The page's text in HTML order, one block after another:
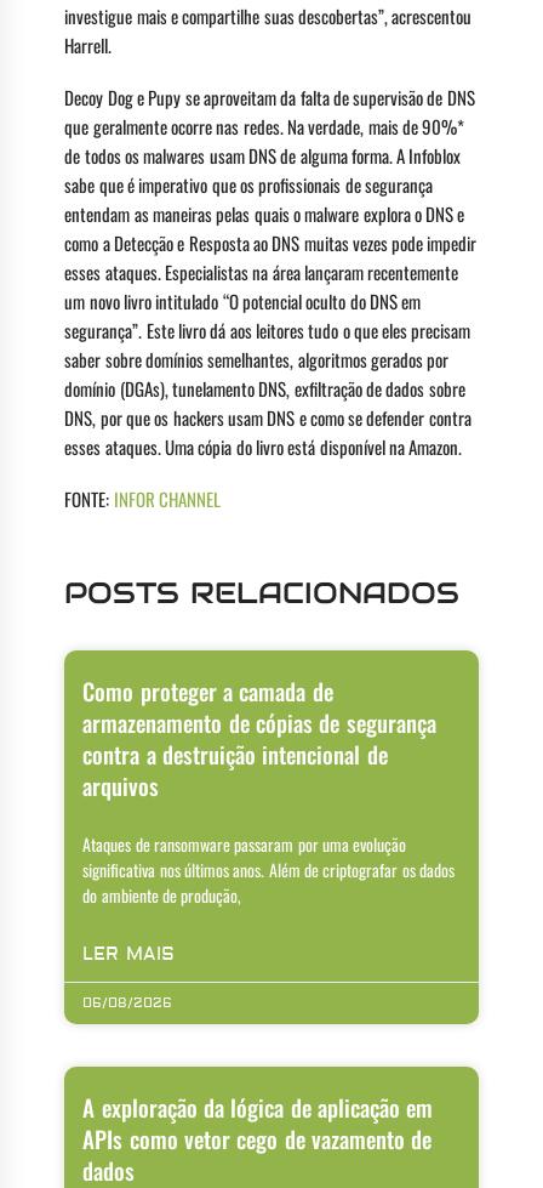
investigue mais e compartilhe suas descobertas”, acrescentou
Harrell.
Decoy Dog e Pupy se aproveitam da falta de supervisão de DNS
que geralmente ocorre nas redes. Na verdade, mais de 90%*
de todos os malwares usam DNS de alguma forma. A Infoblox
sabe que é imperativo que os profissionais de segurança
entendam as maneiras pelas quais o malware explora o DNS e
como a Detecção e Resposta ao DNS muitas vezes pode impedir
esses ataques. Especialistas na área lançaram recentemente
um novo livro intitulado “O potencial oculto do DNS em
segurança”. Este livro dá aos leitores tudo o que eles precisam
saber sobre domínios semelhantes, algoritmos gerados por
domínio (DGAs), tunelamento DNS, exfiltração de dados sobre
DNS, por que os hackers usam DNS e como se defender contra
esses ataques. Uma cópia do livro está disponível na Amazon.
FONTE: INFOR CHANNEL
POSTS RELACIONADOS
Como proteger a camada de
armazenamento de cópias de segurança
contra a destruição intencional de
arquivos
Ataques de ransomware passaram por uma evolução
significativa nos últimos anos. Além de criptografar os dados
do ambiente de produção,
LER MAIS
06/08/2026
A exploração da lógica de aplicação em
APIs como vetor cego de vazamento de
dados